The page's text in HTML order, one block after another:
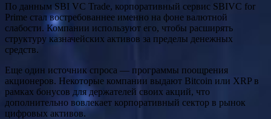
По данным SBI VC Trade, корпоративный сервис SBIVC for
Prime стал востребованнее именно на фоне валютной
слабости. Компании используют его, чтобы расширять
структуру казначейских активов за пределы денежных
средств.
Еще один источник спроса — программы поощрения
акционеров. Некоторые компании выдают Bitcoin или XRP в
рамках бонусов для держателей своих акций, что
дополнительно вовлекает корпоративный сектор в рынок
цифровых активов.